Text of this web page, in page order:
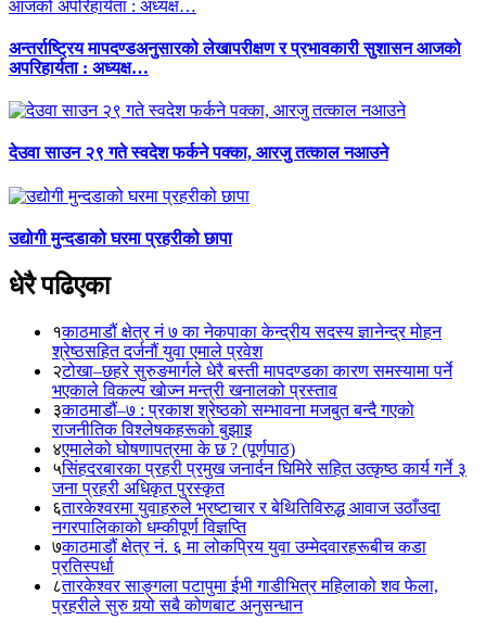
अन्तर्राष्ट्रिय मापदण्डअनुसारको लेखापरीक्षण र प्रभावकारी सुशासन आजको
अपरिहार्यता : अध्यक्ष…
देउवा साउन २९ गते स्वदेश फर्कने पक्का, आरजु तत्काल नआउने
उद्योगी मुन्दडाको घरमा प्रहरीको छापा
धेरै पढिएका
१काठमाडौं क्षेत्र नं ७ का नेकपाका केन्द्रीय सदस्य ज्ञानेन्द्र मोहन
श्रेष्ठसहित दर्जनौं युवा एमाले प्रवेश
२टोखा–छहरे सुरुङमार्गले धेरै बस्ती मापदण्डका कारण समस्यामा पर्ने
भएकाले विकल्प खोज्न मन्त्री खनालको प्रस्ताव
३काठमाडौं–७ : प्रकाश श्रेष्ठको सम्भावना मजबुत बन्दै गएको
राजनीतिक विश्लेषकहरूको बुझाइ
४एमालेको घोषणापत्रमा के छ ? (पूर्णपाठ)
५सिंहदरबारका प्रहरी प्रमुख जनार्दन घिमिरे सहित उत्कृष्ठ कार्य गर्ने ३
जना प्रहरी अधिकृत पुरस्कृत
६तारकेश्वरमा युवाहरुले भ्रष्टाचार र बेथितिविरुद्ध आवाज उठाँउदा
नगरपालिकाको धम्कीपूर्ण विज्ञप्ति
७काठमाडौं क्षेत्र नं. ६ मा लोकप्रिय युवा उम्मेदवारहरूबीच कडा
प्रतिस्पर्धा
८तारकेश्वर साङ्गला पटापुमा ईभी गाडीभित्र महिलाको शव फेला,
प्रहरीले सुरु गर्‍यो सबै कोणबाट अनुसन्धान